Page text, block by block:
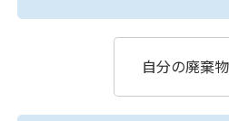
自分の廃棄